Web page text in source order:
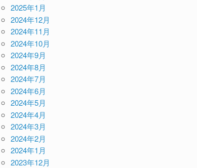
2025年1月
2024年12月
2024年11月
2024年10月
2024年9月
2024年8月
2024年7月
2024年6月
2024年5月
2024年4月
2024年3月
2024年2月
2024年1月
2023年12月